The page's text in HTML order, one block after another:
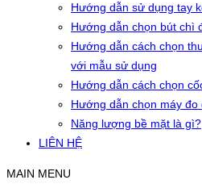
Hướng dẫn sử dụng tay
Hướng dẫn chọn bút chì
Hướng dẫn cách chọn
với mẫu sử dụng
Hướng dẫn cách chọn
Hướng dẫn chọn máy
Năng lượng bề mặt là gì?
LIÊN HỆ
MAIN MENU